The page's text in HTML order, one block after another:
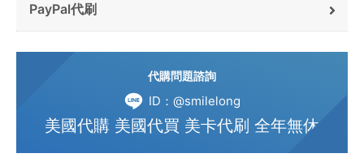
PayPal代刷
代購問題諮詢
ID：@smilelong
美國代購 美國代買 美卡代刷 全年無休